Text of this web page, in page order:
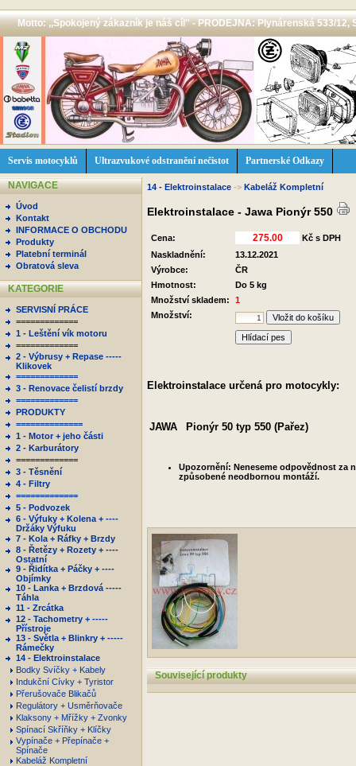
Motto: ,,Spokojený zákazník je náš cíl'' - PRODEJNA: Plynárenská 533/12,
Servis motocyklů Ultrazvukové odstranění nečistot Partnerské Odkazy
NAVIGACE
Úvod
Kontakt
INFORMACE O OBCHODU
Produkty
Platební terminál
Obratová sleva
KATEGORIE
SERVISNÍ PRÁCE
=============
1 - Leštění vík motoru
=============
2 - Výbrusy + Repase -----
Klikovek
=============
3 - Renovace čelistí brzdy
=============
PRODUKTY
==============
1 - Motor + jeho části
2 - Karburátory
=============
3 - Těsnění
4 - Filtry
=============
5 - Podvozek
6 - Výfuky + Kolena + ----
Držáky Výfuku
7 - Kola + Ráfky + Brzdy
8 - Řetězy + Rozety + ----
Ostatní
9 - Řidítka + Páčky + ----
Objímky
10 - Lanka + Brzdová -----
Táhla
11 - Zrcátka
12 - Tachometry + -----
Přístroje
13 - Světla + Blinkry + -----
Rámečky
14 - Elektroinstalace
Bodky Svíčky + Kabely
Indukční Cívky + Tyristor
Přerušovače Blikačů
Regulátory + Usměrňovače
Klaksony + Mřížky + Zvonky
Spínací Skříňky + Klíčky
Vypínače + Přepínače +
Spínače
Kabeláž Kompletní
14 - Elektroinstalace -> Kabeláž Kompletní
Elektroinstalace - Jawa Pionýr 550
Cena:
Kč s DPH
Naskladnění:
13.12.2021
Výrobce:
ČR
Hmotnost:
Do 5 kg
Množství skladem:
1
Množství:
Hlídací pes
Elektroinstalace určená pro motocykly:
JAWA Pionýr 50 typ 550 (Pařez)
Upozornění: Neneseme odpovědnost za
způsobené neodbornou montáží.
Související produkty